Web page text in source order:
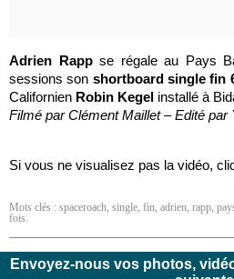
Adrien Rappse régale au Pays
sessions son shortboard single fin
Californien Robin Kegel installé à
Filmé par Clément Maillet – Edité par
Si vous ne visualisez pas la vidéo,
Mots clés : spaceroach, single, fin, adrien, rapp,
fois.
Envoyez-nous vos photos,